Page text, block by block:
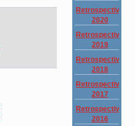
Retrospective
2020
Retrospective
2019
Retrospective
2018
Retrospective
2017
Retrospective
2016